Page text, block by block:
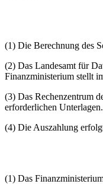
(1) Die Berechnung des
(2) Das Landesamt für
Finanzministerium stellt
(3) Das Rechenzentrum
erforderlichen Unterlagen.
(4) Die Auszahlung
(1) Das